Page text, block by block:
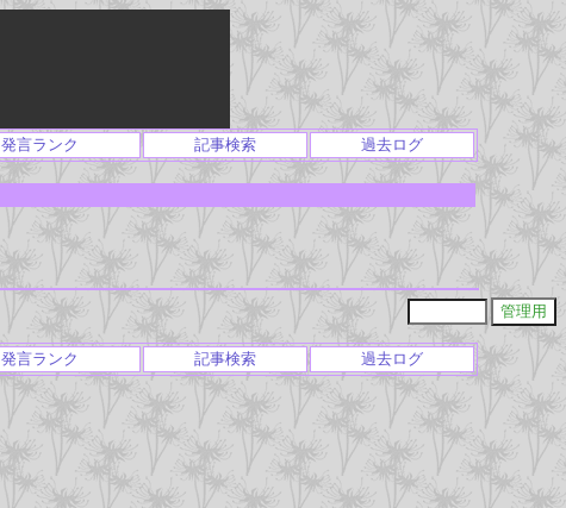
発言ランク 記事検索 過去ログ
発言ランク 記事検索 過去ログ